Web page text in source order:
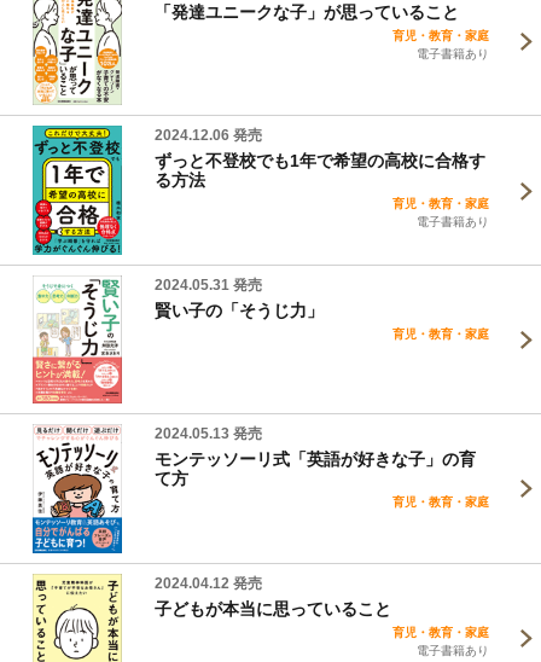
「発達ユニークな子」が思っていること
育児・教育・家庭
電子書籍あり
2024.12.06 発売
ずっと不登校でも1年で希望の高校に合格す
る方法
育児・教育・家庭
電子書籍あり
2024.05.31 発売
賢い子の「そうじ力」
育児・教育・家庭
2024.05.13 発売
モンテッソーリ式「英語が好きな子」の育
て方
育児・教育・家庭
2024.04.12 発売
子どもが本当に思っていること
育児・教育・家庭
電子書籍あり